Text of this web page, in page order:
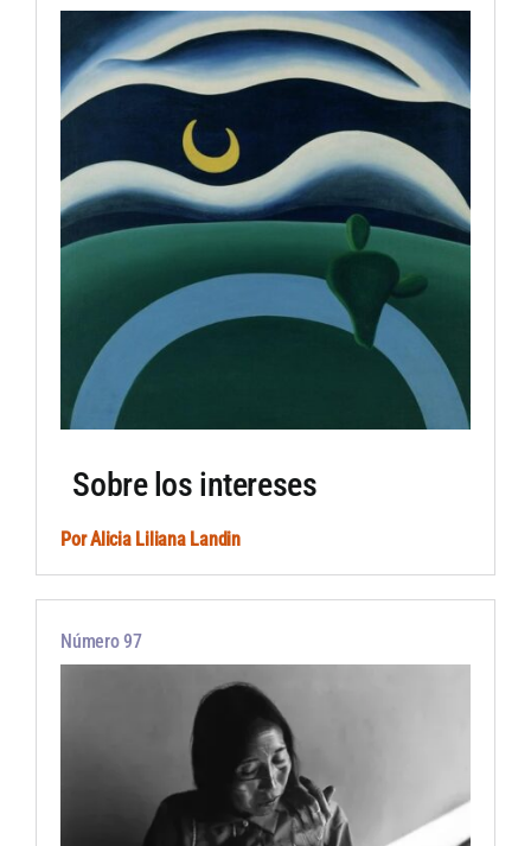
Artículos por autor
Artículos por sección
Sobre los intereses
PorAlicia Liliana Landin
Número 97